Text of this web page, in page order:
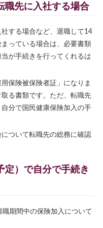
職先に入社する場合
する場合など、退職して14
っている場合は、必要書類
が手続きを行ってくれるは
保険被保険者証」になりま
る書類です。ただ、転職先
分で国民健康保険加入の手
ついて転職先の総務に確認
定）で自分で手続き
期間中の保険加入について